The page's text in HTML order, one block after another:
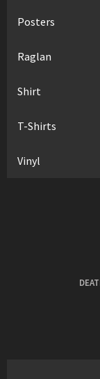
Posters
Raglan
Shirt
T-Shirts
Vinyl